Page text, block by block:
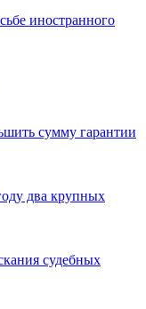
иностранного
сумму гарантии
два крупных
судебных